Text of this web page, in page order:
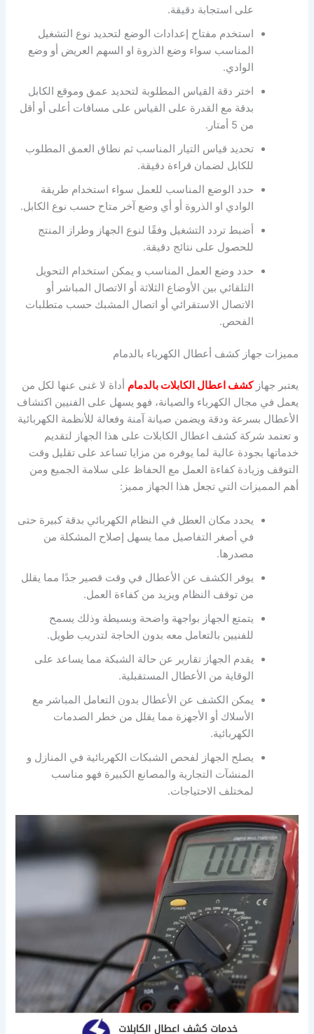
على استجابة دقيقة.
استخدم مفتاح إعدادات الوضع لتحديد نوع التشغيل
المناسب سواء وضع الذروة او السهم العريض أو وضع
الوادي.
اختر دقة القياس المطلوبة لتحديد عمق وموقع الكابل
بدقة مع القدرة على القياس على مسافات أعلى أو أقل
من 5 أمتار.
تحديد قياس التيار المناسب ثم نطاق العمق المطلوب
للكابل لضمان قراءة دقيقة.
حدد الوضع المناسب للعمل سواء استخدام طريقة
الوادي او الذروة أو أي وضع آخر متاح حسب نوع الكابل.
أضبط تردد التشغيل وفقًا لنوع الجهاز وطراز المنتج
للحصول على نتائج دقيقة.
حدد وضع العمل المناسب و يمكن استخدام التحويل
التلقائي بين الأوضاع الثلاثة أو الاتصال المباشر أو
الاتصال الاستقرائي أو اتصال المشبك حسب متطلبات
الفحص.
مميزات جهاز كشف أعطال الكهرباء بالدمام
يعتبر جهازكشف اعطال الكابلات بالدمام أداة لا غنى عنها لكل من
يعمل في مجال الكهرباء والصيانة، فهو يسهل على الفنيين اكتشاف
الأعطال بسرعة ودقة ويضمن صيانة آمنة وفعالة للأنظمة الكهربائية
و تعتمد شركة كشف اعطال الكابلات على هذا الجهاز لتقديم
خدماتها بجودة عالية لما يوفره من مزايا تساعد على تقليل وقت
التوقف وزيادة كفاءة العمل مع الحفاظ على سلامة الجميع ومن
أهم المميزات التي تجعل هذا الجهاز مميز:
يحدد مكان العطل في النظام الكهربائي بدقة كبيرة حتى
في أصغر التفاصيل مما يسهل إصلاح المشكلة من
مصدرها.
يوفر الكشف عن الأعطال في وقت قصير جدًا مما يقلل
من توقف النظام ويزيد من كفاءة العمل.
يتمتع الجهاز بواجهة واضحة وبسيطة وذلك يسمح
للفنيين بالتعامل معه بدون الحاجة لتدريب طويل.
يقدم الجهاز تقارير عن حالة الشبكة مما يساعد على
الوقاية من الأعطال المستقبلية.
يمكن الكشف عن الأعطال بدون التعامل المباشر مع
الأسلاك أو الأجهزة مما يقلل من خطر الصدمات
الكهربائية.
يصلح الجهاز لفحص الشبكات الكهربائية في المنازل و
المنشآت التجارية والمصانع الكبيرة فهو مناسب
لمختلف الاحتياجات.